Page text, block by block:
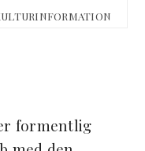
formentlig